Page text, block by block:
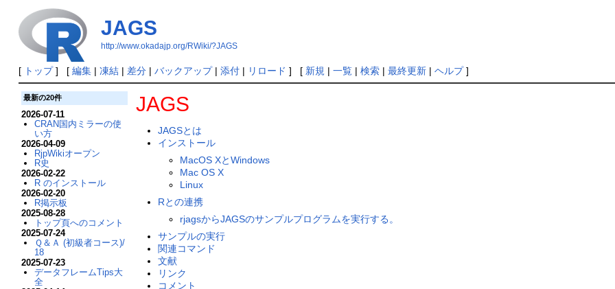
JAGS
http://www.okadajp.org/RWiki/?JAGS
[ トップ] [ 編集| 凍結| 差分| バックアップ| 添付| リロード ] [ 新規 | 一覧| 検索| 最終更新| ヘルプ]
JAGS
JAGSとは
インストール
MacOS XとWindows
Mac OS X
Linux
Rとの連携
rjagsからJAGSのサンプルプログラムを実行する。
サンプルの実行
関連コマンド
文献
リンク
コメント
最新の20件
2026-07-11
CRAN国内ミラーの使
い方
2026-04-09
RjpWikiオープン
R史
2026-02-22
R のインストール
2026-02-20
R掲示板
2025-08-28
トップ頁へのコメント
2025-07-24
Ｑ＆Ａ (初級者コース)/
18
2025-07-23
データフレームTips大
全